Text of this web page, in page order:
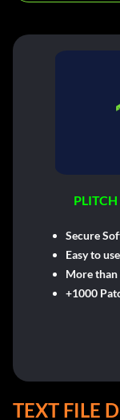
Secure
Easy to
More than
+1000
TEXT FILE